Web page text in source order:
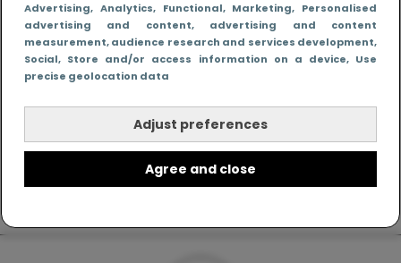
Advertising, Analytics, Functional, Marketing, Personalised
advertising and content, advertising and content
measurement, audience research and services development,
Social, Store and/or access information on a device, Use
precise geolocation data
Adjust preferences
Agree and close